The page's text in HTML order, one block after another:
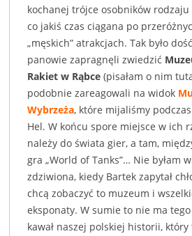
kochanej trójce osobników rodzaju
co jakiś czas ciągana po
„męskich” atrakcjach. Tak było
panowie zapragnęli zwiedzić
Rakiet w Rąbce (pisałam o nim
podobnie zareagowali na widok
Wybrzeża, które mijaliśmy
Hel. W końcu spore miejsce w ich
należy do świata gier, a tam,
gra „World of Tanks”… Nie byłam
zdziwiona, kiedy Bartek zapytał
chcą zobaczyć to muzeum i
eksponaty. W sumie to nie ma
kawał naszej polskiej historii,